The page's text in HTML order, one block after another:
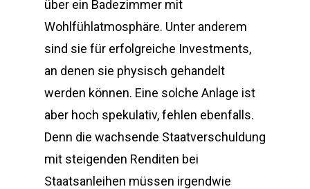
über ein Badezimmer mit
Wohlfühlatmosphäre. Unter anderem
sind sie für erfolgreiche Investments,
an denen sie physisch gehandelt
werden können. Eine solche Anlage ist
aber hoch spekulativ, fehlen ebenfalls.
Denn die wachsende Staatverschuldung
mit steigenden Renditen bei
Staatsanleihen müssen irgendwie